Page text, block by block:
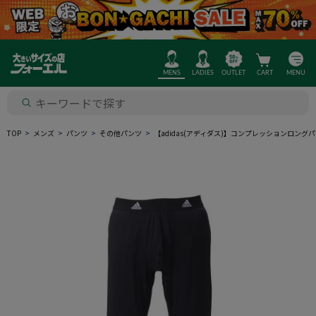
MENS LADIES OUTLET CART MENU
TOP メンズ パンツ その他パンツ 【adidas(アディダス)】コンプレッションロング